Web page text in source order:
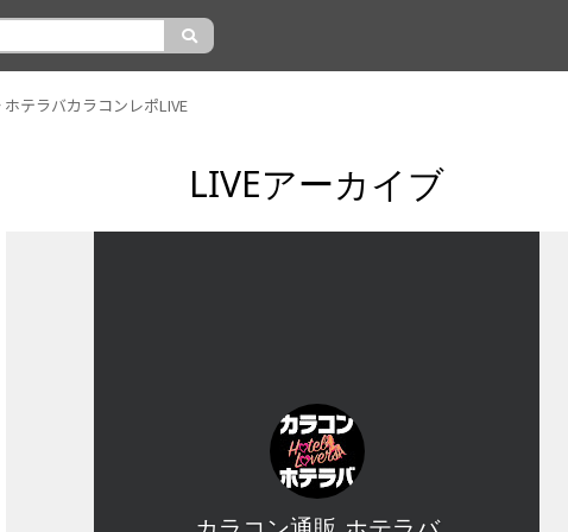
ホテラバカラコンレポLIVE
LIVEアーカイブ